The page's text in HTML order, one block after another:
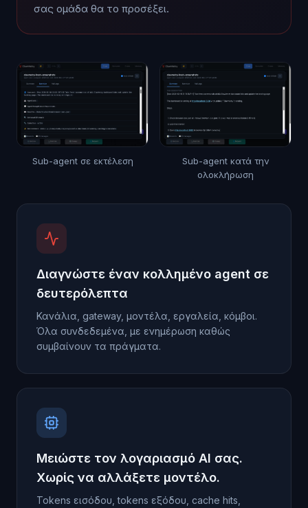
σας ομάδα θα το προσέξει.
Sub-agent σε εκτέλεση
Sub-agent κατά την
ολοκλήρωση
Διαγνώστε έναν κολλημένο agent σε
δευτερόλεπτα
Κανάλια, gateway, μοντέλα, εργαλεία, κόμβοι.
Όλα συνδεδεμένα, με ενημέρωση καθώς
συμβαίνουν τα πράγματα.
Μειώστε τον λογαριασμό AI σας.
Χωρίς να αλλάξετε μοντέλο.
Tokens εισόδου, tokens εξόδου, cache hits,